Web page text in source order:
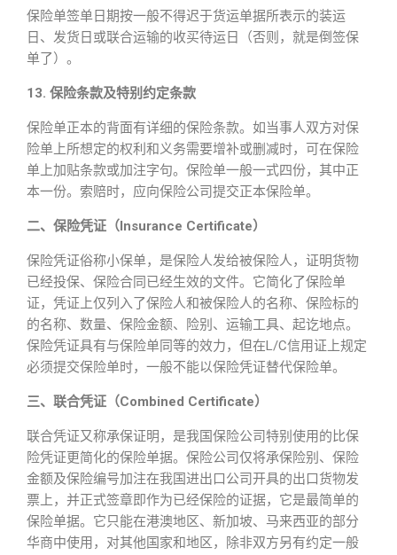
保险单签单日期按一般不得迟于货运单据所表示的装运
日、发货日或联合运输的收买待运日（否则，就是倒签保
单了）。
13. 保险条款及特别约定条款
保险单正本的背面有详细的保险条款。如当事人双方对保
险单上所想定的权利和义务需要增补或删减时，可在保险
单上加贴条款或加注字句。保险单一般一式四份，其中正
本一份。索赔时，应向保险公司提交正本保险单。
二、保险凭证（Insurance Certificate）
保险凭证俗称小保单，是保险人发给被保险人，证明货物
已经投保、保险合同已经生效的文件。它简化了保险单
证，凭证上仅列入了保险人和被保险人的名称、保险标的
的名称、数量、保险金额、险别、运输工具、起讫地点。
保险凭证具有与保险单同等的效力，但在L/C信用证上规定
必须提交保险单时，一般不能以保险凭证替代保险单。
三、联合凭证（Combined Certificate）
联合凭证又称承保证明，是我国保险公司特别使用的比保
险凭证更简化的保险单据。保险公司仅将承保险别、保险
金额及保险编号加注在我国进出口公司开具的出口货物发
票上，并正式签章即作为已经保险的证据，它是最简单的
保险单据。它只能在港澳地区、新加坡、马来西亚的部分
华商中使用，对其他国家和地区，除非双方另有约定一般